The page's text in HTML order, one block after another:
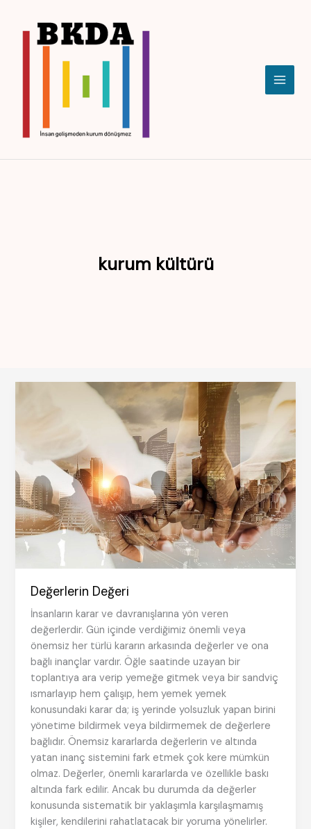
kurum kültürü
Değerlerin Değeri
İnsanların karar ve davranışlarına yön veren
değerlerdir. Gün içinde verdiğimiz önemli veya
önemsiz her türlü kararın arkasında değerler ve ona
bağlı inançlar vardır. Öğle saatinde uzayan bir
toplantıya ara verip yemeğe gitmek veya bir sandviç
ısmarlayıp hem çalışıp, hem yemek yemek
konusundaki karar da; iş yerinde yolsuzluk yapan birini
yönetime bildirmek veya bildirmemek de değerlere
bağlıdır. Önemsiz kararlarda değerlerin ve altında
yatan inanç sistemini fark etmek çok kere mümkün
olmaz. Değerler, önemli kararlarda ve özellikle baskı
altında fark edilir. Ancak bu durumda da değerler
konusunda sistematik bir yaklaşımla karşılaşmamış
kişiler, kendilerini rahatlatacak bir yoruma yönelirler.